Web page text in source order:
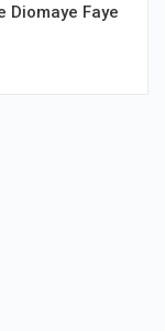
Diomaye Faye